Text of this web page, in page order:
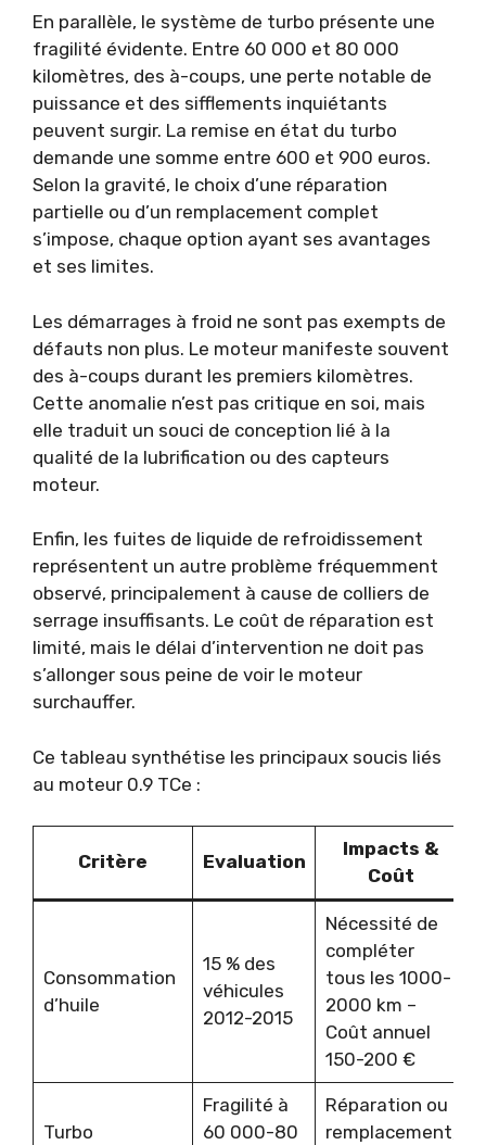
En parallèle, le système de turbo présente une
fragilité évidente. Entre 60 000 et 80 000
kilomètres, des à-coups, une perte notable de
puissance et des sifflements inquiétants
peuvent surgir. La remise en état du turbo
demande une somme entre 600 et 900 euros.
Selon la gravité, le choix d’une réparation
partielle ou d’un remplacement complet
s’impose, chaque option ayant ses avantages
et ses limites.
Les démarrages à froid ne sont pas exempts de
défauts non plus. Le moteur manifeste souvent
des à-coups durant les premiers kilomètres.
Cette anomalie n’est pas critique en soi, mais
elle traduit un souci de conception lié à la
qualité de la lubrification ou des capteurs
moteur.
Enfin, les fuites de liquide de refroidissement
représentent un autre problème fréquemment
observé, principalement à cause de colliers de
serrage insuffisants. Le coût de réparation est
limité, mais le délai d’intervention ne doit pas
s’allonger sous peine de voir le moteur
surchauffer.
Ce tableau synthétise les principaux soucis liés
au moteur 0.9 TCe :
Critère Evaluation
Impacts &
Coût
Consommation
d’huile
15 % des
véhicules
2012-2015
Nécessité de
compléter
tous les 1000-
2000 km –
Coût annuel
150-200 €
Turbo
Fragilité à
60 000-80
Réparation ou
remplacement,